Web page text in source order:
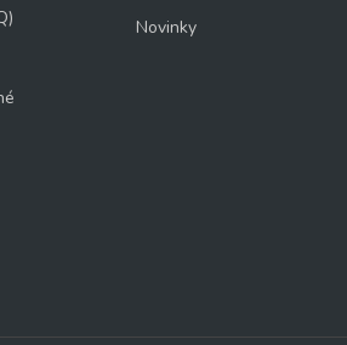
Novinky